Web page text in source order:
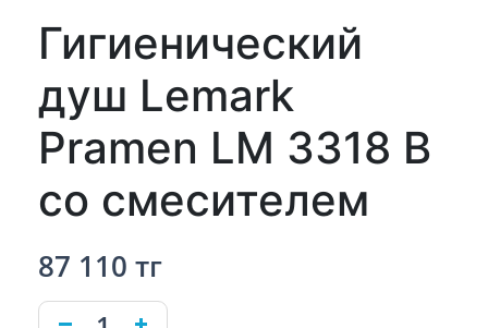
Гигиенический
душ Lemark
Pramen LM 3318 B
со смесителем
87 110 тг